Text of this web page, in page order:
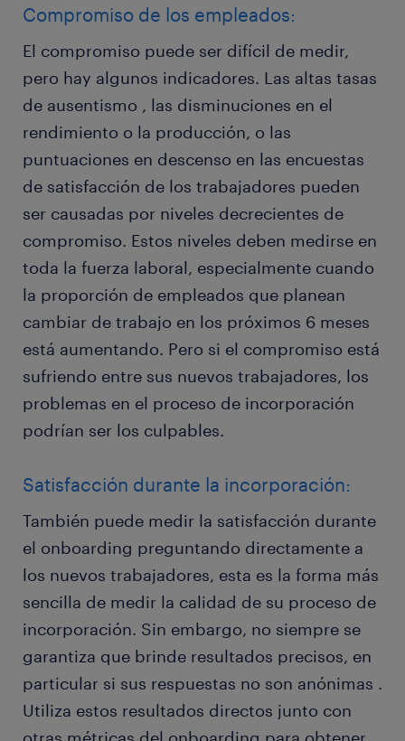
Compromiso de los empleados:
El compromiso puede ser difícil de medir,
pero hay algunos indicadores. Las altas tasas
de ausentismo , las disminuciones en el
rendimiento o la producción, o las
puntuaciones en descenso en las encuestas
de satisfacción de los trabajadores pueden
ser causadas por niveles decrecientes de
compromiso. Estos niveles deben medirse en
toda la fuerza laboral, especialmente cuando
la proporción de empleados que planean
cambiar de trabajo en los próximos 6 meses
está aumentando. Pero si el compromiso está
sufriendo entre sus nuevos trabajadores, los
problemas en el proceso de incorporación
podrían ser los culpables.
Satisfacción durante la incorporación:
También puede medir la satisfacción durante
el onboarding preguntando directamente a
los nuevos trabajadores, esta es la forma más
sencilla de medir la calidad de su proceso de
incorporación. Sin embargo, no siempre se
garantiza que brinde resultados precisos, en
particular si sus respuestas no son anónimas .
Utiliza estos resultados directos junto con